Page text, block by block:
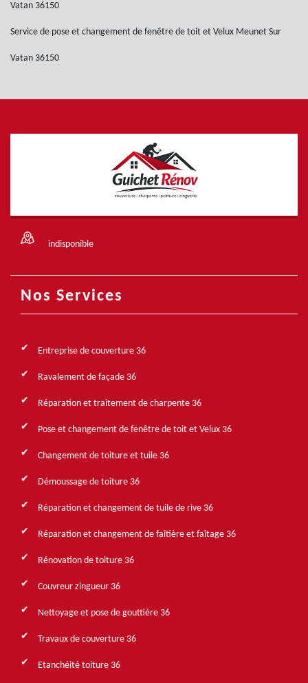
Vatan 36150
Service de pose et changement de fenêtre de toit et Velux Meunet Sur
Vatan 36150
indisponible
Nos Services
Entreprise de couverture 36
Ravalement de façade 36
Réparation et traitement de charpente 36
Pose et changement de fenêtre de toit et Velux 36
Changement de toiture et tuile 36
Démoussage de toiture 36
Réparation et changement de tuile de rive 36
Réparation et changement de faîtière et faîtage 36
Rénovation de toiture 36
Couvreur zingueur 36
Nettoyage et pose de gouttière 36
Travaux de couverture 36
Etanchéité toiture 36